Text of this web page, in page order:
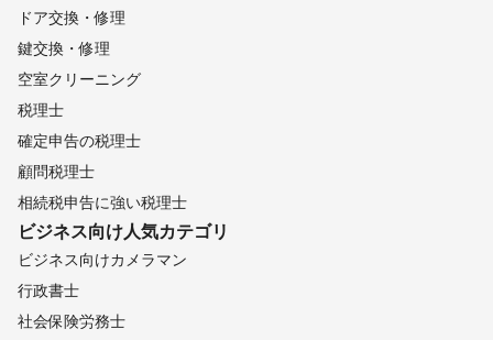
ドア交換・修理
鍵交換・修理
空室クリーニング
税理士
確定申告の税理士
顧問税理士
相続税申告に強い税理士
ビジネス向け人気カテゴリ
ビジネス向けカメラマン
行政書士
社会保険労務士